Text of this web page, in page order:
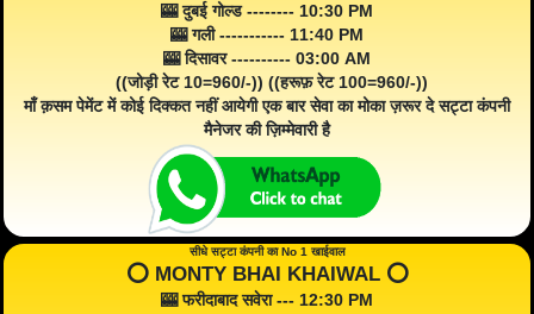
🎰 दुबई गोल्ड -------- 10:30 PM
🎰 गली ----------- 11:40 PM
🎰 दिसावर ---------- 03:00 AM
((जोड़ी रेट 10=960/-)) ((हरूफ़ रेट 100=960/-))
माँ क़सम पेमेंट में कोई दिक्कत नहीं आयेगी एक बार सेवा का मोका ज़रूर दे सट्टा कंपनी
मैनेजर की ज़िम्मेवारी है
सीधे सट्टा कंपनी का No 1 खाईवाल
⭕️ MONTY BHAI KHAIWAL ⭕️
🎰 फरीदाबाद सवेरा --- 12:30 PM